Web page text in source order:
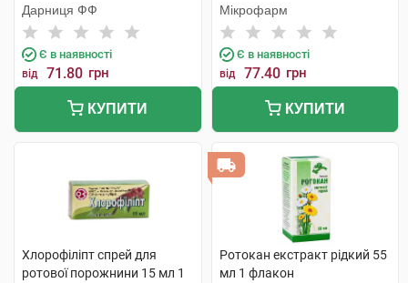
Дарниця ФФ
Є в наявності
від 71.80 грн
КУПИТИ
Мікрофарм
Є в наявності
від 77.40 грн
КУПИТИ
Хлорофіліпт спрей для
ротової порожнини 15 мл 1
Ротокан екстракт рідкий 55
мл 1 флакон